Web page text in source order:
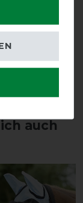
auch